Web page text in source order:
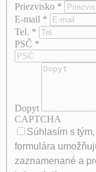
Priezvisko *
E-mail *
Tel. *
PSČ *
Dopyt
CAPTCHA
Súhlasím s
formulára
zaznamenané a